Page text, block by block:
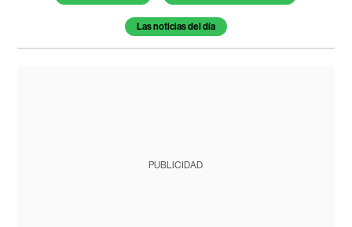
Las noticias del día
PUBLICIDAD